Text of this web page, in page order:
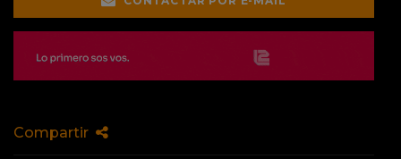
Compartir